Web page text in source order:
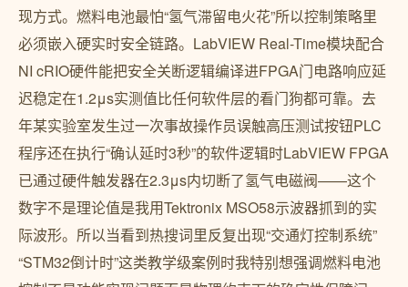
现方式。燃料电池最怕“氢气滞留电火花”所以控制策略里
必须嵌入硬实时安全链路。LabVIEW Real-Time模块配合
NI cRIO硬件能把安全关断逻辑编译进FPGA门电路响应延
迟稳定在1.2μs实测值比任何软件层的看门狗都可靠。去
年某实验室发生过一次事故操作员误触高压测试按钮PLC
程序还在执行“确认延时3秒”的软件逻辑时LabVIEW FPGA
已通过硬件触发器在2.3μs内切断了氢气电磁阀——这个
数字不是理论值是我用Tektronix MSO58示波器抓到的实
际波形。所以当看到热搜词里反复出现“交通灯控制系统”
“STM32倒计时”这类教学级案例时我特别想强调燃料电池